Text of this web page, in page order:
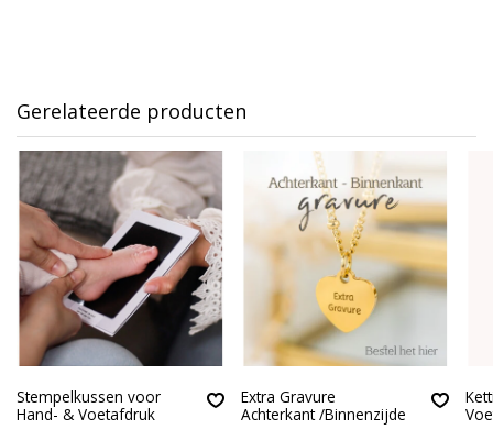
Gerelateerde producten
Stempelkussen voor
Hand- & Voetafdruk
Extra Gravure
Achterkant /Binnenzijde